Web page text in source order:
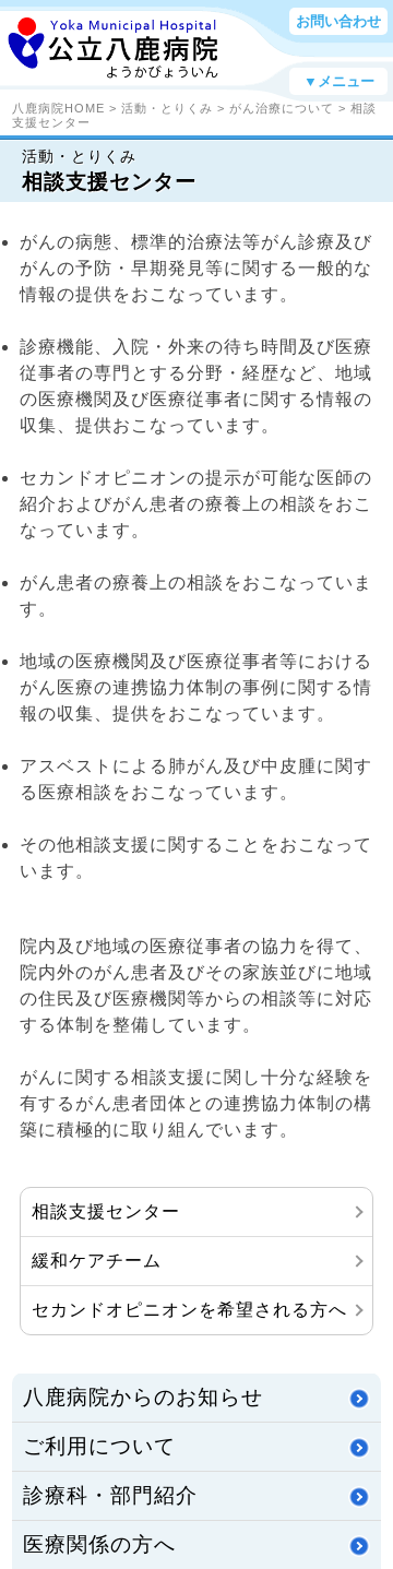
お問い合わせ
▼メニュー
八鹿病院HOME > 活動・とりくみ > がん治療について > 相談
支援センター
活動・とりくみ
相談支援センター
がんの病態、標準的治療法等がん診療及び
がんの予防・早期発見等に関する一般的な
情報の提供をおこなっています。
診療機能、入院・外来の待ち時間及び医療
従事者の専門とする分野・経歴など、地域
の医療機関及び医療従事者に関する情報の
収集、提供おこなっています。
セカンドオピニオンの提示が可能な医師の
紹介およびがん患者の療養上の相談をおこ
なっています。
がん患者の療養上の相談をおこなっていま
す。
地域の医療機関及び医療従事者等における
がん医療の連携協力体制の事例に関する情
報の収集、提供をおこなっています。
アスベストによる肺がん及び中皮腫に関す
る医療相談をおこなっています。
その他相談支援に関することをおこなって
います。
院内及び地域の医療従事者の協力を得て、
院内外のがん患者及びその家族並びに地域
の住民及び医療機関等からの相談等に対応
する体制を整備しています。
がんに関する相談支援に関し十分な経験を
有するがん患者団体との連携協力体制の構
築に積極的に取り組んでいます。
相談支援センター
緩和ケアチーム
セカンドオピニオンを希望される方へ
八鹿病院からのお知らせ
ご利用について
診療科・部門紹介
医療関係の方へ